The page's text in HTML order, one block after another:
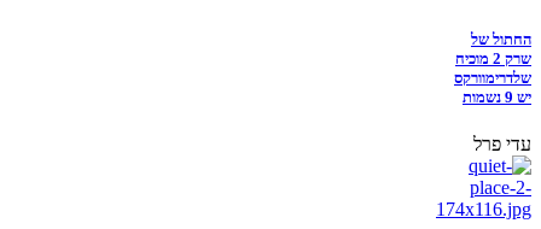
החתול של
שרק 2 מוכיח
שלדרימוורקס
יש 9 נשמות
עדי פרל